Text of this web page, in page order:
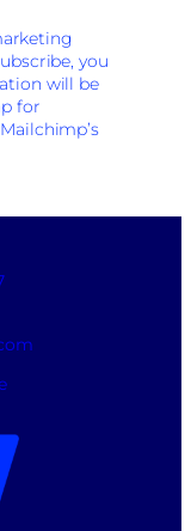
you
will be
for